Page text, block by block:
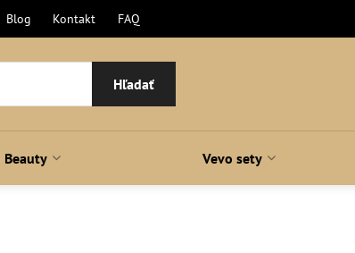
Blog Kontakt FAQ
Hľadať
Beauty Vevo sety